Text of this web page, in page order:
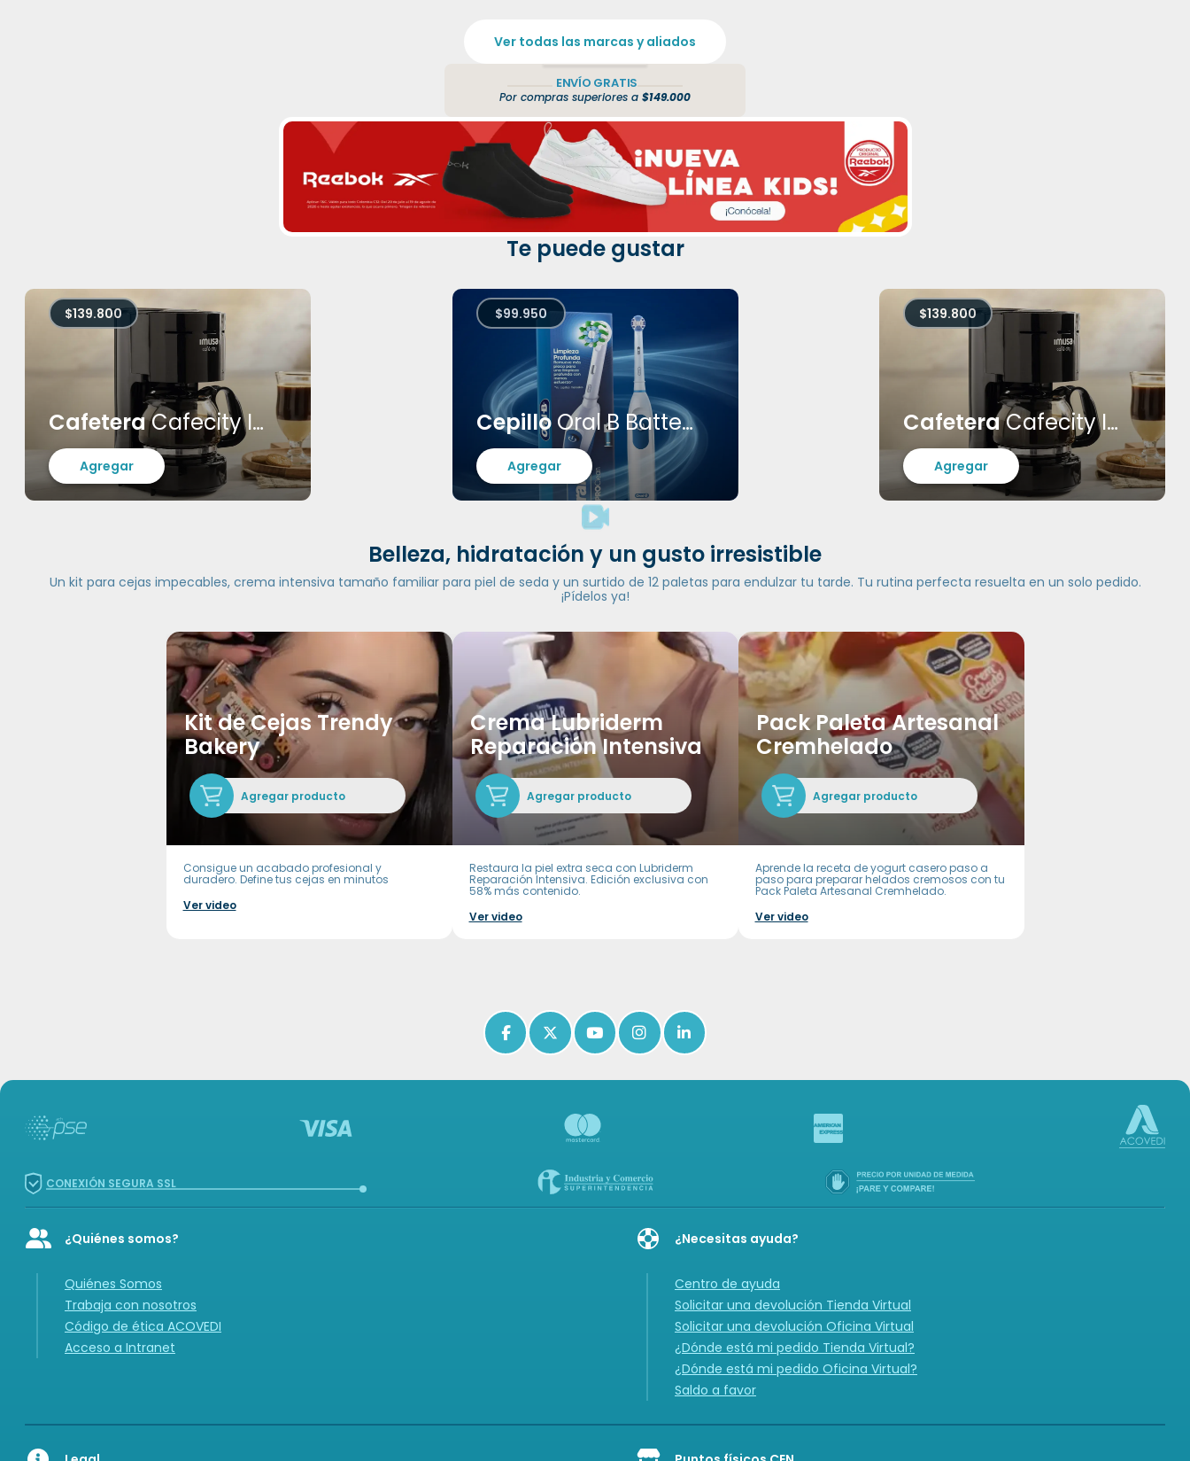
Ver todas las marcas y aliados
ENVÍO GRATIS
Por compras superiores a $149.000
Te puede gustar
$139.800
CafeteraCafecity Imusa
Agregar
$99.950
Cepillo Oral B Batteries
Agregar
$139.800
CafeteraCafecity Imusa
Agregar
Belleza, hidratación y un gusto irresistible
Un kit para cejas impecables, crema intensiva tamaño familiar para piel de seda y un surtido de 12 paletas para endulzar tu tarde. Tu rutina perfecta resuelta en un solo pedido.
¡Pídelos ya!
Kit de Cejas Trendy
Bakery
Agregar producto
Consigue un acabado profesional y
duradero. Define tus cejas en minutos
Ver video
Crema Lubriderm
Reparación Intensiva
Agregar producto
Restaura la piel extra seca con Lubriderm
Reparación Intensiva. Edición exclusiva con
58% más contenido.
Ver video
Pack Paleta Artesanal
Cremhelado
Agregar producto
Aprende la receta de yogurt casero paso a
paso para preparar helados cremosos con tu
Pack Paleta Artesanal Cremhelado.
Ver video
Icon of facebook-f
Icon of x-twitter
Icon of youtube
Icon of instagram
Icon of linkedin-in
CONEXIÓN SEGURA SSL
Icon of user-group
¿Quiénes somos?
Quiénes Somos
Trabaja con nosotros
Código de ética ACOVEDI
Acceso a Intranet
¿Necesitas ayuda?
Centro de ayuda
Solicitar una devolución Tienda Virtual
Solicitar una devolución Oficina Virtual
¿Dónde está mi pedido Tienda Virtual?
¿Dónde está mi pedido Oficina Virtual?
Saldo a favor